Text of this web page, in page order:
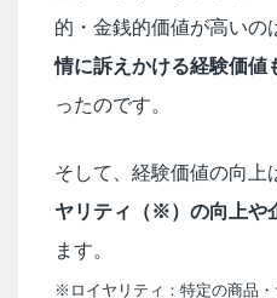
的・金銭的価値が高いの
情に訴えかける経験価値
ったのです。
そして、経験価値の向上
ヤリティ（※）の向上や
ます。
※ロイヤリティ：特定の商品